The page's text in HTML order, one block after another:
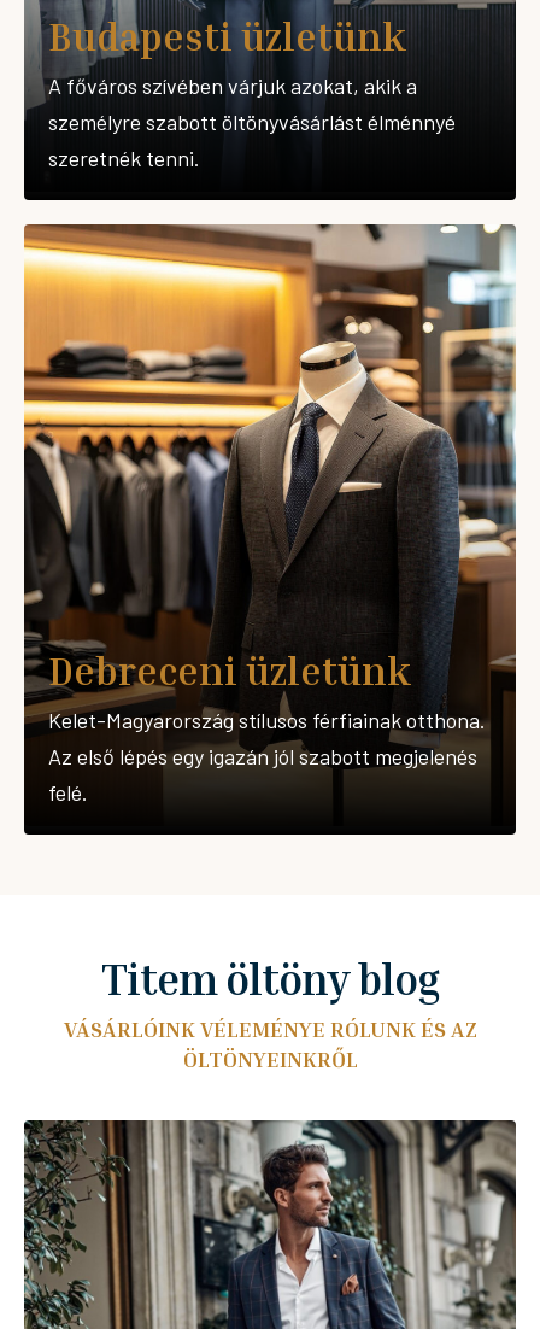
Budapesti üzletünk
A főváros szívében várjuk azokat, akik a
személyre szabott öltönyvásárlást élménnyé
szeretnék tenni.
Debreceni üzletünk
Kelet-Magyarország stílusos férfiainak otthona.
Az első lépés egy igazán jól szabott megjelenés
felé.
Titem öltöny blog
VÁSÁRLÓINK VÉLEMÉNYE RÓLUNK ÉS AZ
ÖLTÖNYEINKRŐL